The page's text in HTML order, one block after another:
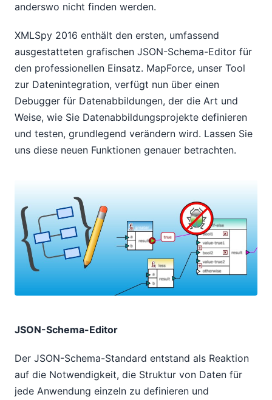
anderswo nicht finden werden.
XMLSpy 2016 enthält den ersten, umfassend
ausgestatteten grafischen JSON-Schema-Editor für
den professionellen Einsatz. MapForce, unser Tool
zur Datenintegration, verfügt nun über einen
Debugger für Datenabbildungen, der die Art und
Weise, wie Sie Datenabbildungsprojekte definieren
und testen, grundlegend verändern wird. Lassen Sie
uns diese neuen Funktionen genauer betrachten.
JSON-Schema-Editor
Der JSON-Schema-Standard entstand als Reaktion
auf die Notwendigkeit, die Struktur von Daten für
jede Anwendung einzeln zu definieren und